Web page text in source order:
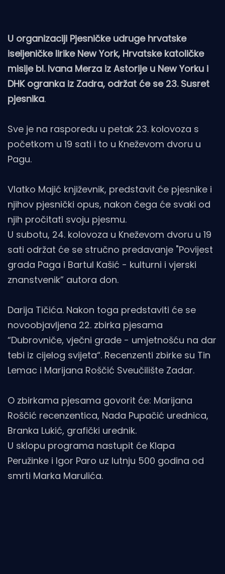
U organizaciji Pjesničke udruge hrvatske
iseljeničke lirike New York, Hrvatske katoličke
misije bl. Ivana Merza iz Astorije u New Yorku i
DHK ogranka iz Zadra, održat će se 23. Susret
pjesnika.
Sve je na rasporedu u petak 23. kolovoza s
početkom u 19 sati i to u Kneževom dvoru u
Pagu.
Vlatko Majić književnik, predstavit će pjesnike i
njihov pjesnički opus, nakon čega će svaki od
njih pročitati svoju pjesmu.
U subotu, 24. kolovoza u Kneževom dvoru u 19
sati održat će se stručno predavanje "Povijest
grada Paga i Bartul Kašić - kulturni i vjerski
znanstvenik” autora don.
Darija Tičića. Nakon toga predstaviti će se
novoobjavljena 22. zbirka pjesama
“Dubrovniče, vječni grade - umjetnošću na dar
tebi iz cijelog svijeta“. Recenzenti zbirke su Tin
Lemac i Marijana Roščić Sveučilište Zadar.
O zbirkama pjesama govorit će: Marijana
Roščić recenzentica, Nada Pupačić urednica,
Branka Lukić, grafički urednik.
U sklopu programa nastupit će Klapa
Peružinke i Igor Paro uz lutnju 500 godina od
smrti Marka Marulića.